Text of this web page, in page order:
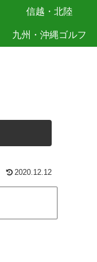
信越・北陸
九州・沖縄ゴルフ
2020.12.12